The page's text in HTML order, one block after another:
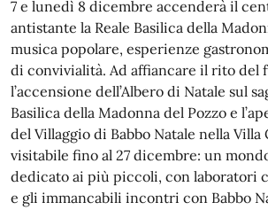
7 e lunedì 8 dicembre accenderà il
antistante la Reale Basilica della
musica popolare, esperienze
di convivialità. Ad affiancare il rito del
l’accensione dell’Albero di Natale sul
Basilica della Madonna del Pozzo e
del Villaggio di Babbo Natale nella Villa
visitabile fino al 27 dicembre: un
dedicato ai più piccoli, con laboratori
e gli immancabili incontri con Babbo